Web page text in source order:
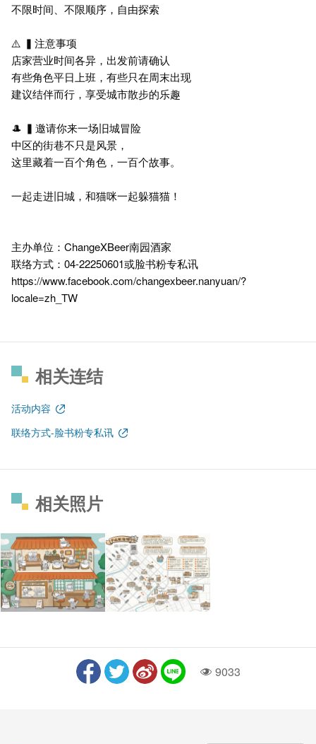
不限时间、不限顺序，自由探索
⚠️ ▍注意事项
店家营业时间各异，出发前请确认
有些角色平日上班，有些只在周末出现
建议结伴而行，享受城市散步的乐趣
🎩 ▍邀请你来一场旧城冒险
中区的街巷不只是风景，
这里藏着一百个角色，一百个故事。
一起走进旧城，和猫咪一起躲猫猫！
主办单位：ChangeXBeer南园酒家
联络方式：04-22250601或脸书粉专私讯
https://www.facebook.com/changexbeer.nanyuan/?
locale=zh_TW
相关连结
活动内容
联络方式-脸书粉专私讯
相关照片
人气9033